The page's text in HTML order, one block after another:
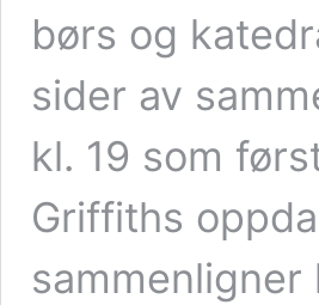
børs og
sider av
kl. 19 som
Griffiths
sammenligner